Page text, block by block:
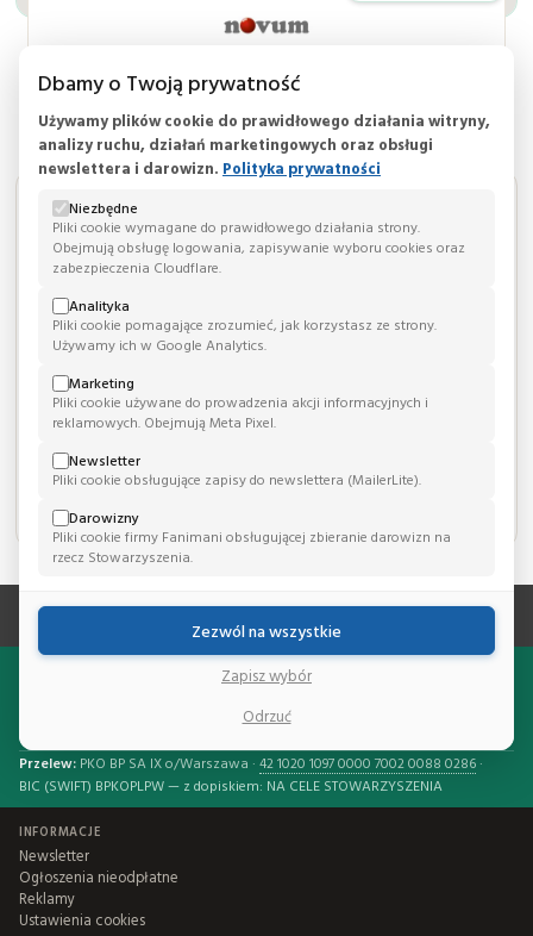
nOvum
REALIZATOR MINISTERIALNEGO PROGRAMU REFUNDACJI
ADRES:
Klinika nOvum
ul. Bociania 13
02-807, Warszawa
mazowieckie, Polska
TELEFON:
E-MAIL:
STRONA WWW:
https://www.novum.com.pl
Wesprzyj Stowarzyszenie Nasz Bocian
Siepomaga
Przelew: PKO BP SA IX o/Warszawa · 42 1020 1097 0000 7002 0088 0286 ·
BIC (SWIFT) BPKOPLPW — z dopiskiem: NA CELE STOWARZYSZENIA
INFORMACJE
Newsletter
Ogłoszenia nieodpłatne
Reklamy
Ustawienia cookies
Dbamy o Twoją prywatność
Używamy plików cookie do prawidłowego działania witryny,
analizy ruchu, działań marketingowych oraz obsługi
newslettera i darowizn. Polityka prywatności
Niezbędne
Pliki cookie wymagane do prawidłowego działania strony.
Obejmują obsługę logowania, zapisywanie wyboru cookies oraz
zabezpieczenia Cloudflare.
Analityka
Pliki cookie pomagające zrozumieć, jak korzystasz ze strony.
Używamy ich w Google Analytics.
Marketing
Pliki cookie używane do prowadzenia akcji informacyjnych i
reklamowych. Obejmują Meta Pixel.
Newsletter
Pliki cookie obsługujące zapisy do newslettera (MailerLite).
Darowizny
Pliki cookie firmy Fanimani obsługującej zbieranie darowizn na
rzecz Stowarzyszenia.
Odrzuć
Zapisz wybór
Zezwól na wszystkie